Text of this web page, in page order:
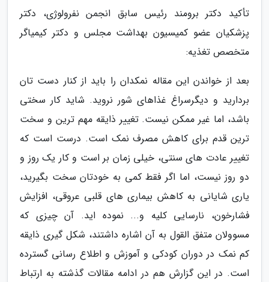
تأکید دکتر برومند رئیس سابق انجمن نفرولوژی، دکتر
پزشکیان عضو کمیسیون بهداشت مجلس و دکتر کیمیاگر
متخصص تغذیه:
بعد از خواندن این مقاله نمکدان را باید از کنار دست تان
بردارید و دیگرسراغ غذاهای شور نروید. شاید کار سختی
باشد، اما غیر ممکن نیست. تغییر ذایقه مهم ترین و سخت
ترین قدم برای کاهش مصرف نمک است. درست است که
تغییر عادت های سنتی، خیلی زمان بر است و کار یک روز و
دو روز نیست، اما اگر فقط کمی به خودتان سخت بگیرید،
یاری شایانی به کاهش بیماری های قلبی عروقی، افزایش
فشارخون، نارسایی کلیه و... نموده اید. آن چیزی که
مسوولان متفق القول به آن اشاره داشتند، شکل گیری ذایقه
کم نمک در دوران کودکی و آموزش و اطلاع رسانی گسترده
است. در این گزارش هم در ادامه مقالات گذشته به ارتباط